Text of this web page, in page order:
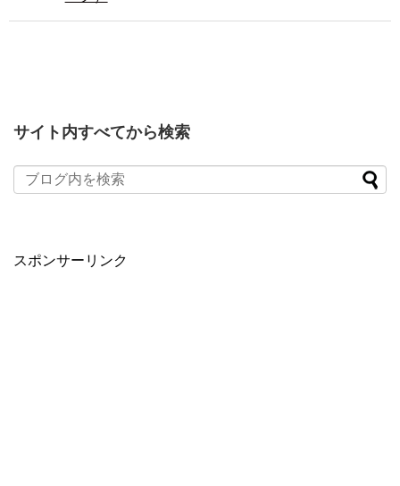
サイト内すべてから検索
スポンサーリンク